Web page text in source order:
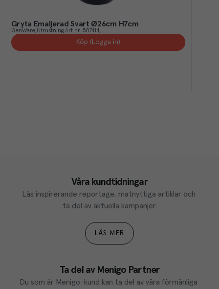
Gryta Emaljerad Svart Ø26cm H7cm
GenWare Utrustning Art.nr. 507414
Köp (Logga in)
Våra kundtidningar
Läs inspirerande reportage, matnyttiga artiklar och
ta del av aktuella kampanjer.
LÄS MER
Ta del av Menigo Partner
Du som är Menigo-kund kan ta del av våra förmånliga